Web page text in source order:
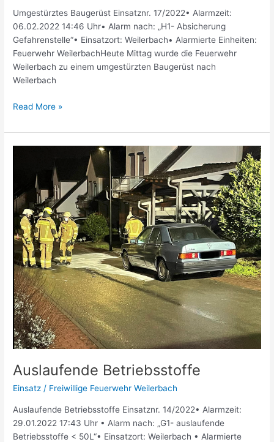
Umgestürztes Baugerüst Einsatznr. 17/2022• Alarmzeit:
06.02.2022 14:46 Uhr• Alarm nach: „H1- Absicherung
Gefahrenstelle“• Einsatzort: Weilerbach• Alarmierte Einheiten:
Feuerwehr WeilerbachHeute Mittag wurde die Feuerwehr
Weilerbach zu einem umgestürzten Baugerüst nach
Weilerbach
Read More »
Auslaufende Betriebsstoffe
Einsatz / Freiwillige Feuerwehr Weilerbach
Auslaufende Betriebsstoffe Einsatznr. 14/2022• Alarmzeit:
29.01.2022 17:43 Uhr • Alarm nach: „G1- auslaufende
Betriebsstoffe < 50L“• Einsatzort: Weilerbach • Alarmierte
Betriebsstoffe